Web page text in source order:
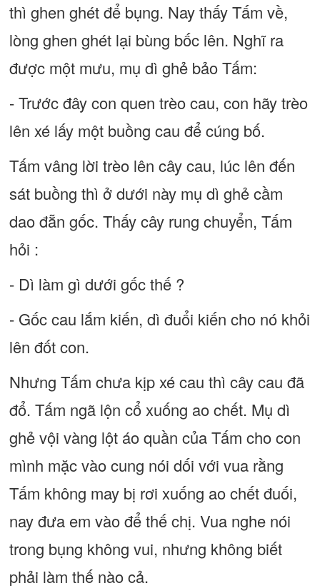
thì ghen ghét để bụng. Nay thấy Tấm về,
lòng ghen ghét lại bùng bốc lên. Nghĩ ra
được một mưu, mụ dì ghẻ bảo Tấm:
- Trước đây con quen trèo cau, con hãy trèo
lên xé lấy một buồng cau để cúng bố.
Tấm vâng lời trèo lên cây cau, lúc lên đến
sát buồng thì ở dưới này mụ dì ghẻ cầm
dao đẵn gốc. Thấy cây rung chuyển, Tấm
hỏi :
- Dì làm gì dưới gốc thế ?
- Gốc cau lắm kiến, dì đuổi kiến cho nó khỏi
lên đốt con.
Nhưng Tấm chưa kịp xé cau thì cây cau đã
đổ. Tấm ngã lộn cổ xuống ao chết. Mụ dì
ghẻ vội vàng lột áo quần của Tấm cho con
mình mặc vào cung nói dối với vua rằng
Tấm không may bị rơi xuống ao chết đuối,
nay đưa em vào để thế chị. Vua nghe nói
trong bụng không vui, nhưng không biết
phải làm thế nào cả.